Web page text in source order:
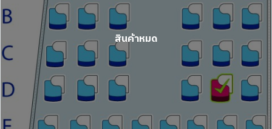
สินค้าหมด